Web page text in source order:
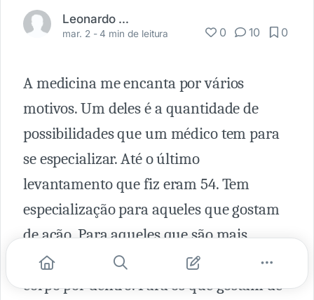
Leonardo Cardoso
mar. 2 -4 min de leitura 0 10 0
A medicina me encanta por vários
motivos. Um deles é a quantidade de
possibilidades que um médico tem para
se especializar. Até o último
levantamento que fiz eram 54. Tem
especialização para aqueles que gostam
de ação. Para aqueles que são mais
tímidos. Para os que gostam de ver o
corpo por dentro. Para os que gostam de